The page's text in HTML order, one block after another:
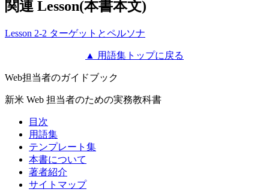
関連 Lesson(本書本文)
Lesson 2-2 ターゲットとペルソナ
▲ 用語集トップに戻る
Web担当者のガイドブック
新米 Web 担当者のための実務教科書
目次
用語集
テンプレート集
本書について
著者紹介
サイトマップ